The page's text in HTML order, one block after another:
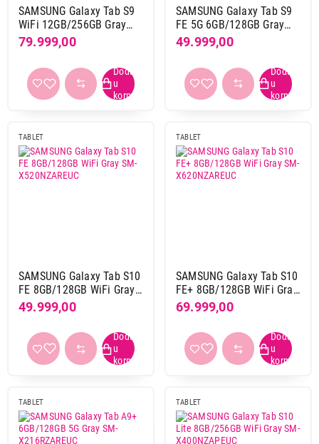
SAMSUNG Galaxy Tab S9
WiFi 12GB/256GB Gray
SM-X710NZAEEUC
79.999,00
SAMSUNG Galaxy Tab S9
FE 5G 6GB/128GB Gray
SM-X516BZAAEUC
49.999,00
TABLET
SAMSUNG Galaxy Tab S10
FE 8GB/128GB WiFi Gray
SM-X520NZAREUC
49.999,00
TABLET
SAMSUNG Galaxy Tab S10
FE+ 8GB/128GB WiFi Gray
SM-X620NZAREUC
69.999,00
TABLET TABLET